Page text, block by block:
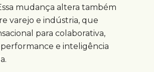
mudança altera também
varejo e indústria, que
para colaborativa,
e inteligência